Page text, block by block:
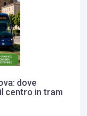
dove
centro in tram